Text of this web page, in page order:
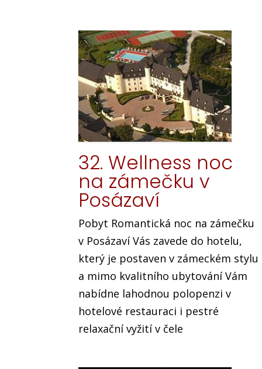
32. Wellness noc
na zámečku v
Posázaví
Pobyt Romantická noc na zámečku
v Posázaví Vás zavede do hotelu,
který je postaven v zámeckém stylu
a mimo kvalitního ubytování Vám
nabídne lahodnou polopenzi v
hotelové restauraci i pestré
relaxační vyžití v čele